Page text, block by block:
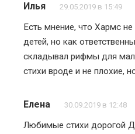
Илья 29.05.2019 в 15:49
Есть мнение, что Хармс
детей, но как
складывал рифмы для
стихи вроде и не плохие,
Елена 30.09.2019 в 12:48
Любимые стихи дорогой